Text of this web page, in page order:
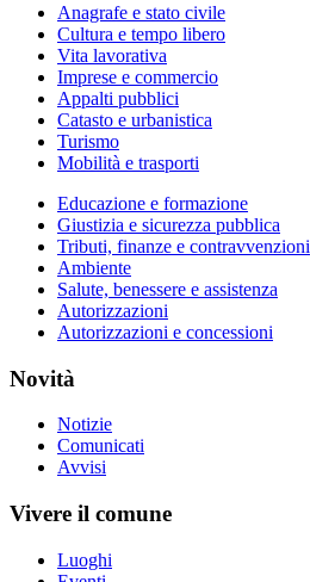
Anagrafe e stato civile
Cultura e tempo libero
Vita lavorativa
Imprese e commercio
Appalti pubblici
Catasto e urbanistica
Turismo
Mobilità e trasporti
Educazione e formazione
Giustizia e sicurezza pubblica
Tributi, finanze e contravvenzioni
Ambiente
Salute, benessere e assistenza
Autorizzazioni
Autorizzazioni e concessioni
Novità
Notizie
Comunicati
Avvisi
Vivere il comune
Luoghi